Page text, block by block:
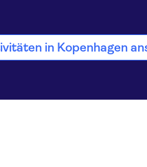
in Kopenhagen